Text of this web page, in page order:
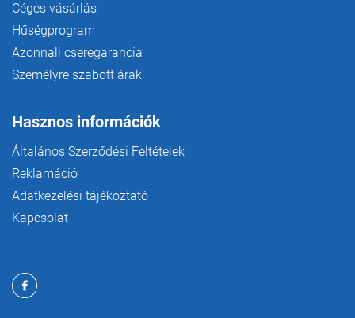
Céges vásárlás
Hűségprogram
Azonnali cseregarancia
Személyre szabott árak
Hasznos információk
Általános Szerződési Feltételek
Reklamáció
Adatkezelési tájékoztató
Kapcsolat